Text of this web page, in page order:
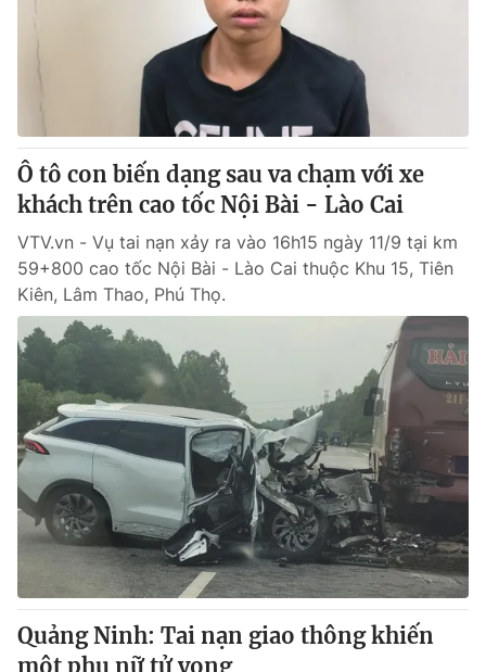
Ô tô con biến dạng sau va chạm với xe
khách trên cao tốc Nội Bài - Lào Cai
VTV.vn - Vụ tai nạn xảy ra vào 16h15 ngày 11/9 tại km
59+800 cao tốc Nội Bài - Lào Cai thuộc Khu 15, Tiên
Kiên, Lâm Thao, Phú Thọ.
Quảng Ninh: Tai nạn giao thông khiến
một phụ nữ tử vong